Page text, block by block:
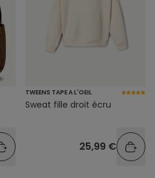
TWEENS TAPE A L'OEIL
Sweat fille droit écru
25,99 €